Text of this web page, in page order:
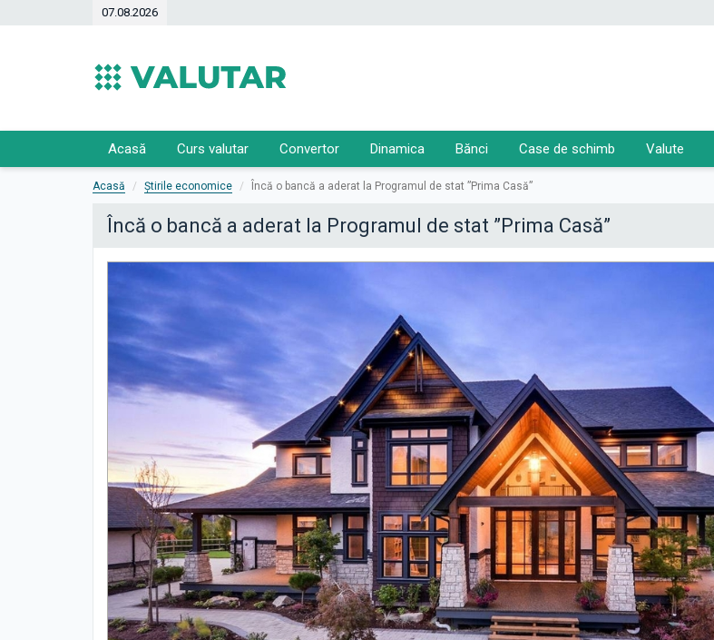
07.08.2026
Acasă Curs valutar Convertor Dinamica Bănci Case de schimb Valute
Acasă Știrile economice Încă o bancă a aderat la Programul de stat ”Prima Casă”
Încă o bancă a aderat la Programul de stat ”Prima Casă”